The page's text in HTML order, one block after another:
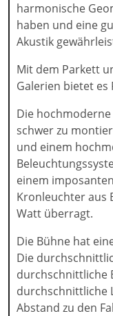
harmonische
haben und eine
Akustik
Mit dem Parkett
Galerien bietet es
Die
schwer zu
und einem
einem
Kronleuchter aus
Watt überragt.
Die Bühne hat
Die
durchschnittliche
durchschnittliche
Abstand zu den